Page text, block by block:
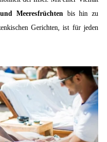
Meeresfrüchtenbis hin zu
Gerichten, ist für jeden